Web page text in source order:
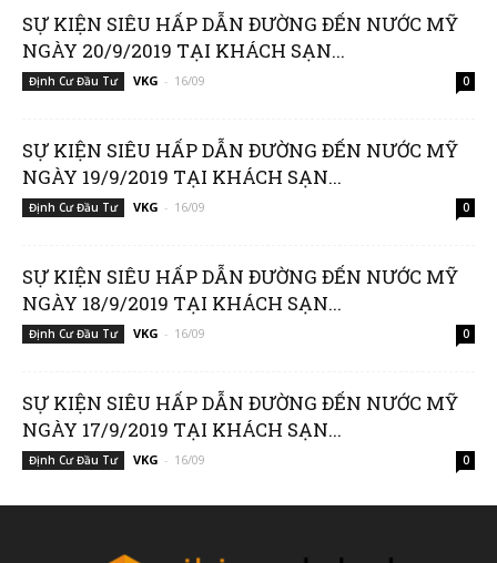
Viking
(VKG)
SỰ KIỆN SIÊU HẤP DẪN ĐƯỜNG ĐẾN NƯỚC MỸ
NGÀY 20/9/2019 TẠI KHÁCH SẠN...
Định Cư Đầu Tư VKG - 16/09 0
SỰ KIỆN SIÊU HẤP DẪN ĐƯỜNG ĐẾN NƯỚC MỸ
NGÀY 19/9/2019 TẠI KHÁCH SẠN...
Định Cư Đầu Tư VKG - 16/09 0
SỰ KIỆN SIÊU HẤP DẪN ĐƯỜNG ĐẾN NƯỚC MỸ
NGÀY 18/9/2019 TẠI KHÁCH SẠN...
Định Cư Đầu Tư VKG - 16/09 0
SỰ KIỆN SIÊU HẤP DẪN ĐƯỜNG ĐẾN NƯỚC MỸ
NGÀY 17/9/2019 TẠI KHÁCH SẠN...
Định Cư Đầu Tư VKG - 16/09 0